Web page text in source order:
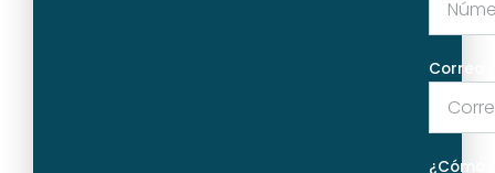
Correo
¿Cómo